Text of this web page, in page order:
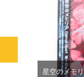
星空のメモ